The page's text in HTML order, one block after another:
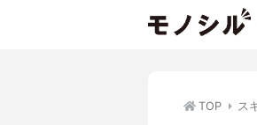
TOP ス